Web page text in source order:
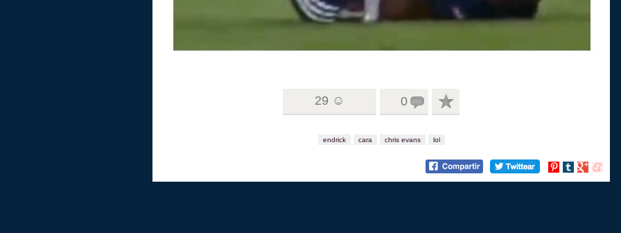
29 ☺ 0
endrick cara chris evans lol
Compartir
Compartir
Compartir